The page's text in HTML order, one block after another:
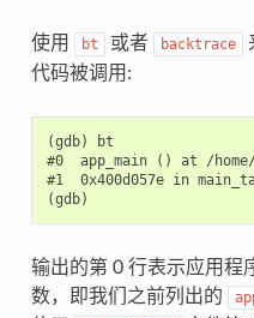
使用 bt 或者 backtrace
代码被调用:
(gdb) bt
#0  app_main () at /
#1  0x400d057e in
输出的第 0 行表示应用程
数，即我们之前列出的